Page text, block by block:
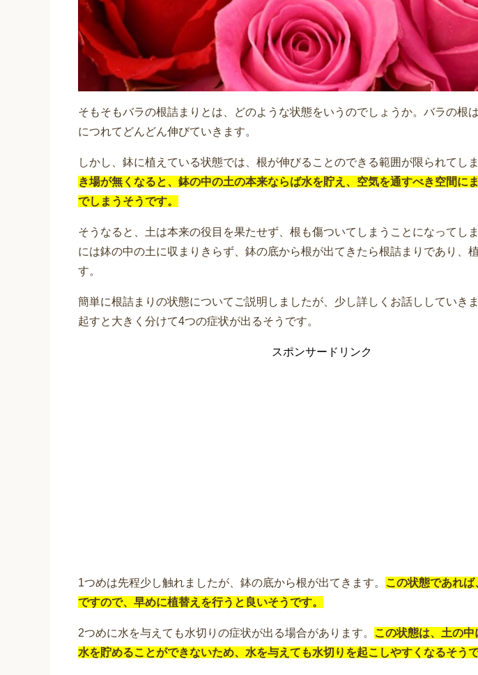
そもそもバラの根詰まりとは、どのような状態をいうのでしょうか。バラの根
につれてどんどん伸びていきます。
しかし、鉢に植えている状態では、根が伸びることのできる範囲が限られてしま
き場が無くなると、鉢の中の土の本来ならば水を貯え、空気を通すべき空間に
でしまうそうです。
そうなると、土は本来の役目を果たせず、根も傷ついてしまうことになってし
には鉢の中の土に収まりきらず、鉢の底から根が出てきたら根詰まりであり、
す。
簡単に根詰まりの状態についてご説明しましたが、少し詳しくお話ししていき
起すと大きく分けて4つの症状が出るそうです。
スポンサードリンク
1つめは先程少し触れましたが、鉢の底から根が出てきます。
この状態であれ
ですので、早めに植替えを行うと良いそうです。
2つめに水を与えても水切りの症状が出る場合があります。
この状態は、土の
水を貯めることができないため、水を与えても水切りを起こしやすくなるそうで